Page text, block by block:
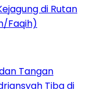
Tangan
Tiba di